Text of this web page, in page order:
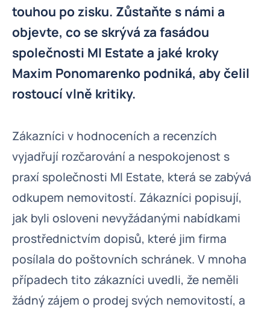
touhou po zisku. Zůstaňte s námi a
objevte, co se skrývá za fasádou
společnosti MI Estate a jaké kroky
Maxim Ponomarenko podniká, aby čelil
rostoucí vlně kritiky.
Zákazníci v hodnoceních a recenzích
vyjadřují rozčarování a nespokojenost s
praxí společnosti MI Estate, která se zabývá
odkupem nemovitostí. Zákazníci popisují,
jak byli osloveni nevyžádanými nabídkami
prostřednictvím dopisů, které jim firma
posílala do poštovních schránek. V mnoha
případech tito zákazníci uvedli, že neměli
žádný zájem o prodej svých nemovitostí, a